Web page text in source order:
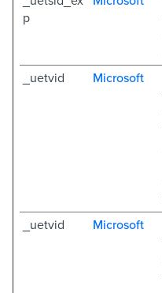
p
_uetvid Microsoft
_uetvid Microsoft